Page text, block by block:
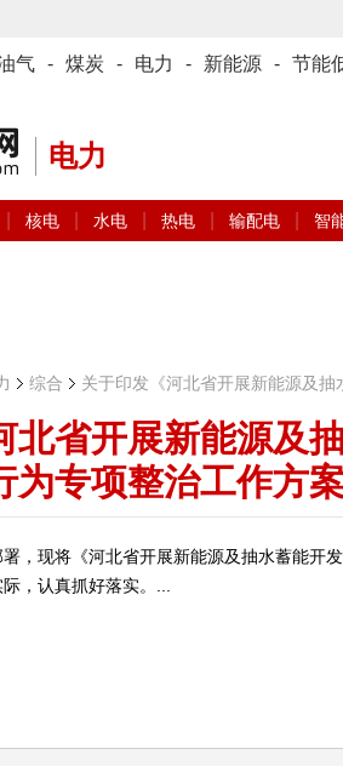
气 - 煤炭 - 电力 - 新能源 - 节能
电力
核电 水电 热电 输配电 智
综合 关于印发《河北省开展新能源及
北省开展新能源及
为专项整治工作方
，现将《河北省开展新能源及抽水蓄能开
，认真抓好落实。...